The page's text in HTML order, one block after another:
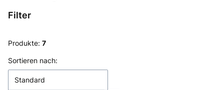
Filter
Ende der Filter
Produkte: 7
Produktliste
Sortieren nach:
Standard